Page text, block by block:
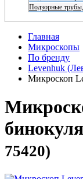
Подзорные
Главная
Микроскопы
По бренду
Levenhuk
Микроскоп
75420)